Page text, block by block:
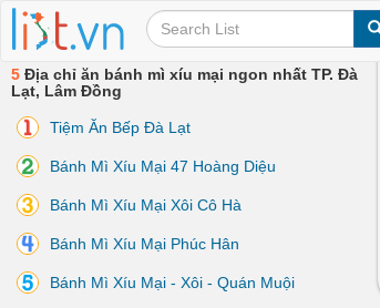
5 Địa chỉ ăn bánh mì xíu mại ngon nhất TP. Đà
Lạt, Lâm Đồng
Tiệm Ăn Bếp Đà Lạt
Bánh Mì Xíu Mại 47 Hoàng Diệu
Bánh Mì Xíu Mại Xôi Cô Hà
Bánh Mì Xíu Mại Phúc Hân
Bánh Mì Xíu Mại - Xôi - Quán Muội